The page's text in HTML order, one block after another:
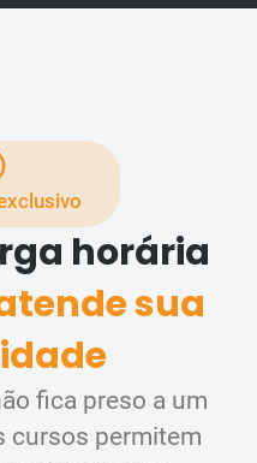
horária
sua
fica preso a um
cursos permitem